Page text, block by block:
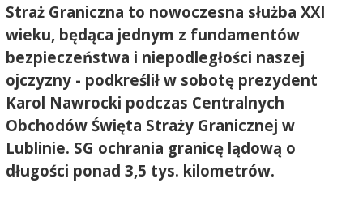
Straż Graniczna to nowoczesna służba XXI
wieku, będąca jednym z fundamentów
bezpieczeństwa i niepodległości naszej
ojczyzny - podkreślił w sobotę prezydent
Karol Nawrocki podczas Centralnych
Obchodów Święta Straży Granicznej w
Lublinie. SG ochrania granicę lądową o
długości ponad 3,5 tys. kilometrów.